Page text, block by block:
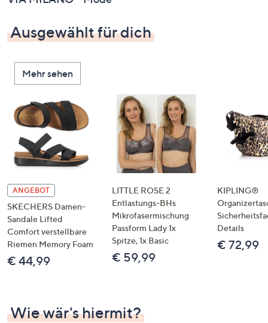
Pfeiltasten
oben
und
nach
unten
oder
wischen
Sie
Touch-
Geräten
links
bzw.
rechts,
um
diese
anzuzeigen.
Ausgewählt für dich
Mehr sehen
ANGEBOT
SKECHERS Damen-
Sandale Lifted
Comfort verstellbare
Riemen Memory Foam
€ 44,99
LITTLE ROSE 2
Entlastungs-BHs
Mikrofasermischung
Passform Lady 1x
Spitze, 1x Basic
€ 59,99
KIPLING®
Details
€ 72,99
Wie wär's hiermit?